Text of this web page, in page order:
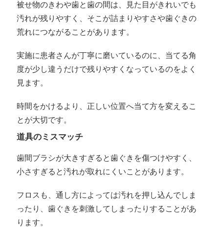
被せ物のきわや歯と歯の間は、見た目がきれいでも
汚れが残りやすく、そこが詰まりやすさや歯ぐきの
荒れにつながることがあります。
実施に患者さんが丁寧に磨いているのに、当てる角
度が少し違うだけで残りやすくなっているのをよく
見ます。
時間をかけるより、正しい位置へ当て方を変えるこ
とが大切です。
道具のミスマッチ
歯間ブラシが大きすぎると歯ぐきを傷つけやすく、
小さすぎると汚れが取れにくいことがあります。
フロスも、通し方によっては汚れを押し込んでしま
ったり、歯ぐきを刺激してしまったりすることがあ
ります。